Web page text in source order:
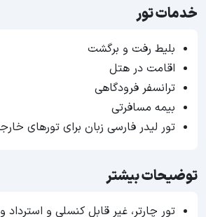
خدمات تور
بلیط رفت و برگشت
اقامت در هتل
ترانسفر فرودگاهی
بیمه مسافرتی
تور لیدر فارسی زبان برای تورهای
توضیحات بیشتر
تور چارتر، غیر قابل کنسلی و